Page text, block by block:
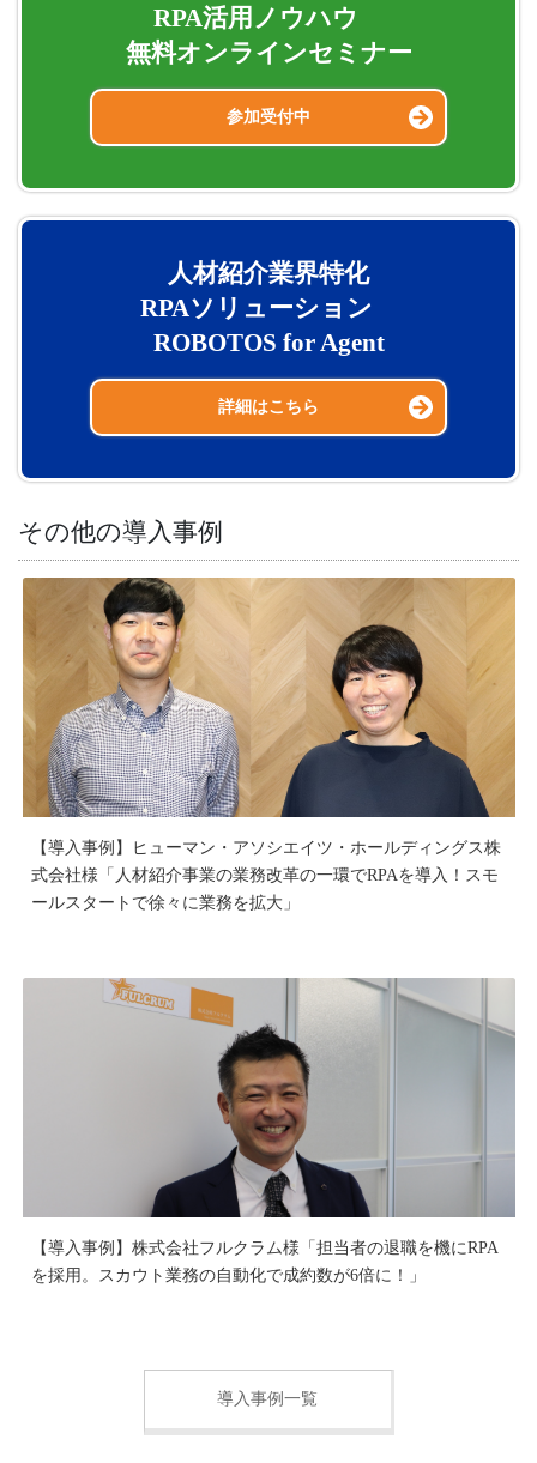
RPA活用ノウハウ
無料オンラインセミナー
参加受付中
人材紹介業界特化
RPAソリューション
ROBOTOS for Agent
詳細はこちら
その他の導入事例
【導入事例】ヒューマン・アソシエイツ・ホールディングス株
式会社様「人材紹介事業の業務改革の一環でRPAを導入！スモ
ールスタートで徐々に業務を拡大」
【導入事例】株式会社フルクラム様「担当者の退職を機にRPA
を採用。スカウト業務の自動化で成約数が6倍に！」
導入事例一覧